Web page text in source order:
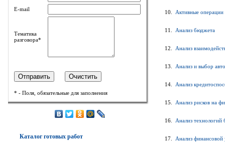
E-mail
Тематика
разговора*
* - Поля, обязательные для заполнения
Каталог готовых работ
10. Активные операции
11. Анализ бюджета
12. Анализ
13. Анализ и выбор
14. Анализ
15. Анализ рисков на
16. Анализ технологий
17. Анализ финансовой